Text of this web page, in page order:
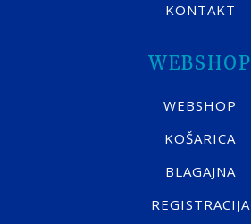
KONTAKT
WEBSHOP
WEBSHOP
KOŠARICA
BLAGAJNA
REGISTRACIJA